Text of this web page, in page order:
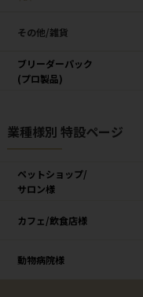
その他/雑貨
ブリーダーパック
(プロ製品)
業種様別 特設ページ
ペットショップ/
サロン様
カフェ/飲食店様
動物病院様